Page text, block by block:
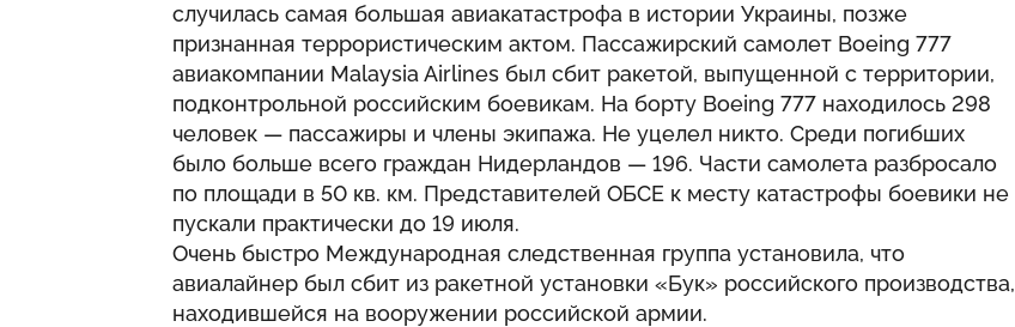
случилась самая большая авиакатастрофа в истории Украины, позже
признанная террористическим актом. Пассажирский самолет Boeing 777
авиакомпании Malaysia Airlines был сбит ракетой, выпущенной с территории,
подконтрольной российским боевикам. На борту Boeing 777 находилось 298
человек — пассажиры и члены экипажа. Не уцелел никто. Среди погибших
было больше всего граждан Нидерландов — 196. Части самолета разбросало
по площади в 50 кв. км. Представителей ОБСЕ к месту катастрофы боевики не
пускали практически до 19 июля.
Очень быстро Международная следственная группа установила, что
авиалайнер был сбит из ракетной установки «Бук» российского производства,
находившейся на вооружении российской армии.